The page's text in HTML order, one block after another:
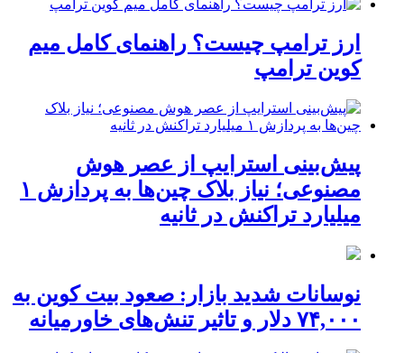
ارز ترامپ چیست؟ راهنمای کامل میم
کوین ترامپ
پیش‌بینی استرایپ از عصر هوش
مصنوعی؛ نیاز بلاک چین‌ها به پردازش ۱
میلیارد تراکنش در ثانیه
نوسانات شدید بازار: صعود بیت کوین به
۷۴,۰۰۰ دلار و تاثیر تنش‌های خاورمیانه